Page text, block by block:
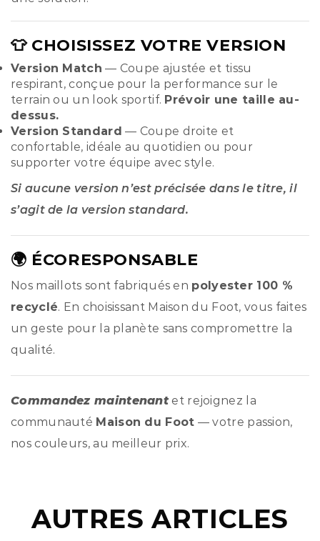
👕 CHOISISSEZ VOTRE VERSION
Version Match — Coupe ajustée et tissu
respirant, conçue pour la performance sur le
terrain ou un look sportif. Prévoir une taille au-
dessus.
Version Standard — Coupe droite et
confortable, idéale au quotidien ou pour
supporter votre équipe avec style.
Si aucune version n’est précisée dans le titre, il
s’agit de la version standard.
🌍 ÉCORESPONSABLE
Nos maillots sont fabriqués en polyester 100 %
recyclé. En choisissant Maison du Foot, vous faites
un geste pour la planète sans compromettre la
qualité.
Commandez maintenant et rejoignez la
communauté Maison du Foot — votre passion,
nos couleurs, au meilleur prix.
AUTRES ARTICLES